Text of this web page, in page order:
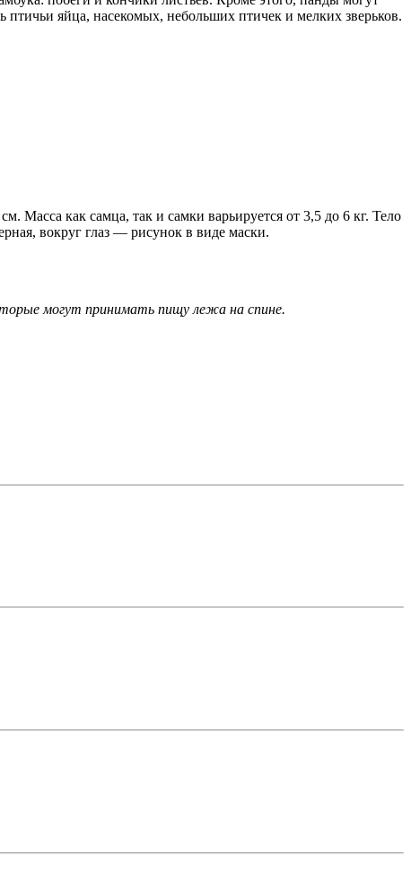
птичьи яйца, насекомых, небольших птичек и мелких зверьков.
Масса как самца, так и самки варьируется от 3,5 до 6 кг. Тело
вокруг глаз — рисунок в виде маски.
могут принимать пищу лежа на спине.